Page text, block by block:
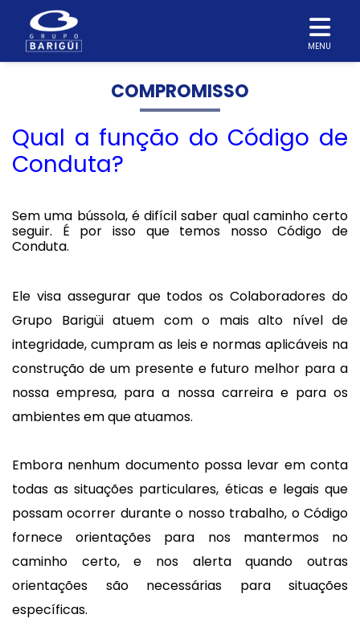
MENU
COMPROMISSO
Qual a função do Código de
Conduta?
Sem uma bússola, é difícil saber qual caminho certo
seguir. É por isso que temos nosso Código de
Conduta.
Ele visa assegurar que todos os Colaboradores do
Grupo Barigüi atuem com o mais alto nível de
integridade, cumpram as leis e normas aplicáveis na
construção de um presente e futuro melhor para a
nossa empresa, para a nossa carreira e para os
ambientes em que atuamos.
Embora nenhum documento possa levar em conta
todas as situações particulares, éticas e legais que
possam ocorrer durante o nosso trabalho, o Código
fornece orientações para nos mantermos no
caminho certo, e nos alerta quando outras
orientações são necessárias para situações
específicas.